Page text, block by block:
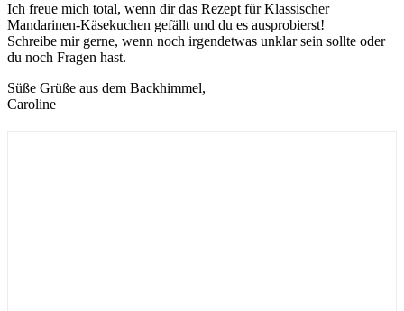
Ich freue mich total, wenn dir das Rezept für Klassischer
Mandarinen-Käsekuchen gefällt und du es ausprobierst!
Schreibe mir gerne, wenn noch irgendetwas unklar sein sollte oder
du noch Fragen hast.
Süße Grüße aus dem Backhimmel,
Caroline